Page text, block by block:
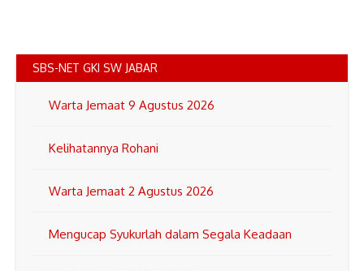
SBS-NET GKI SW JABAR
Warta Jemaat 9 Agustus 2026
Kelihatannya Rohani
Warta Jemaat 2 Agustus 2026
Mengucap Syukurlah dalam Segala Keadaan